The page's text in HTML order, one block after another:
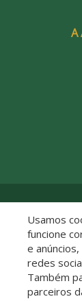
A
Usamos
funcione
e
redes
Também
parceiros